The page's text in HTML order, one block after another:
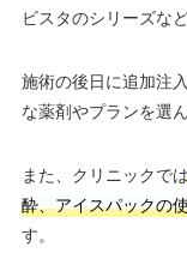
ビスタのシリーズな
施術の後日に追加注
な薬剤やプランを選
また、クリニックでは
酔、アイスパックの
す。